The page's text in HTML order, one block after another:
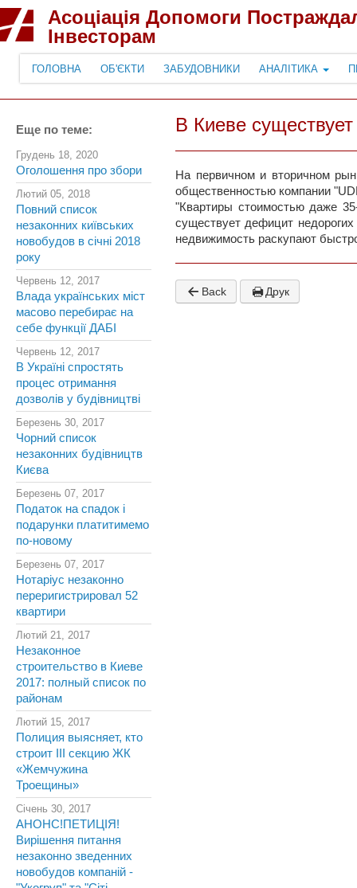
Асоціація Допомоги
Інвесторам
ГОЛОВНА ОБ'ЄКТИ ЗАБУДОВНИКИ АНАЛІТИКА
Еще по теме:
Грудень 18, 2020
Оголошення про збори
Лютий 05, 2018
Повний список
незаконних київських
новобудов в січні 2018
року
Червень 12, 2017
Влада українських міст
масово перебирає на
себе функції ДАБІ
Червень 12, 2017
В Україні спростять
процес отримання
дозволів у будівництві
Березень 30, 2017
Чорний список
незаконних будівництв
Києва
Березень 07, 2017
Податок на спадок і
подарунки платитимемо
по-новому
Березень 07, 2017
Нотаріус незаконно
переригистрировал 52
квартири
Лютий 21, 2017
Незаконное
строительство в Киеве
2017: полный список по
районам
Лютий 15, 2017
Полиция выясняет, кто
строит III секцию ЖК
«Жемчужина
Троещины»
Січень 30, 2017
АНОНС!ПЕТИЦІЯ!
Вирішення питання
незаконно зведенних
новобудов компаній -
В Киеве
На первичном и вторичном
общественностью компании
"Квартиры стоимостью даже
существует дефицит
недвижимость раскупают
Back Друк